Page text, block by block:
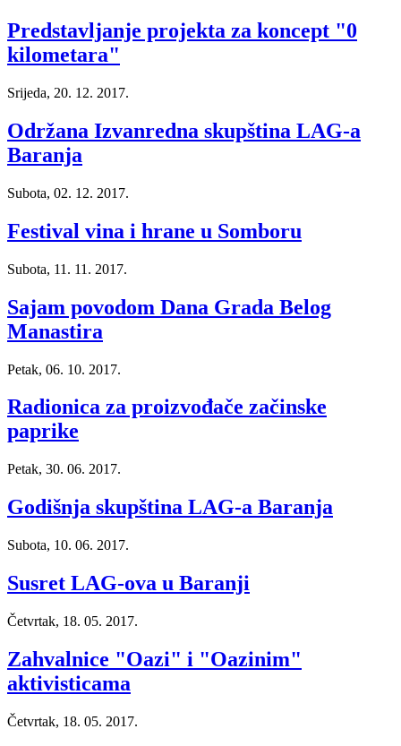
Predstavljanje projekta za koncept "0
kilometara"
Srijeda, 20. 12. 2017.
Održana Izvanredna skupština LAG-a
Baranja
Subota, 02. 12. 2017.
Festival vina i hrane u Somboru
Subota, 11. 11. 2017.
Sajam povodom Dana Grada Belog
Manastira
Petak, 06. 10. 2017.
Radionica za proizvođače začinske
paprike
Petak, 30. 06. 2017.
Godišnja skupština LAG-a Baranja
Subota, 10. 06. 2017.
Susret LAG-ova u Baranji
Četvrtak, 18. 05. 2017.
Zahvalnice "Oazi" i "Oazinim"
aktivisticama
Četvrtak, 18. 05. 2017.